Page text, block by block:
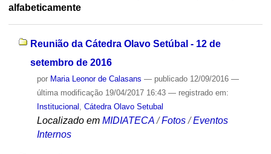
alfabeticamente
Reunião da Cátedra Olavo Setúbal - 12 de
setembro de 2016
por Maria Leonor de Calasans — publicado12/09/2016 —
última modificação19/04/2017 16:43 — registrado em:
Institucional
Cátedra Olavo Setubal
Localizado em MIDIATECA /Fotos /Eventos
Internos